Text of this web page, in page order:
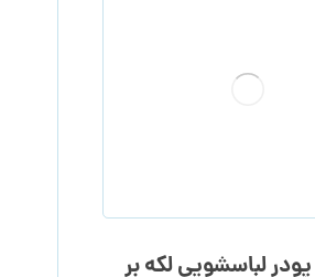
لباسشویی لکه بر